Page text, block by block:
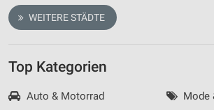
WEITERE STÄDTE
Top Kategorien
Auto & Motorrad
Mode